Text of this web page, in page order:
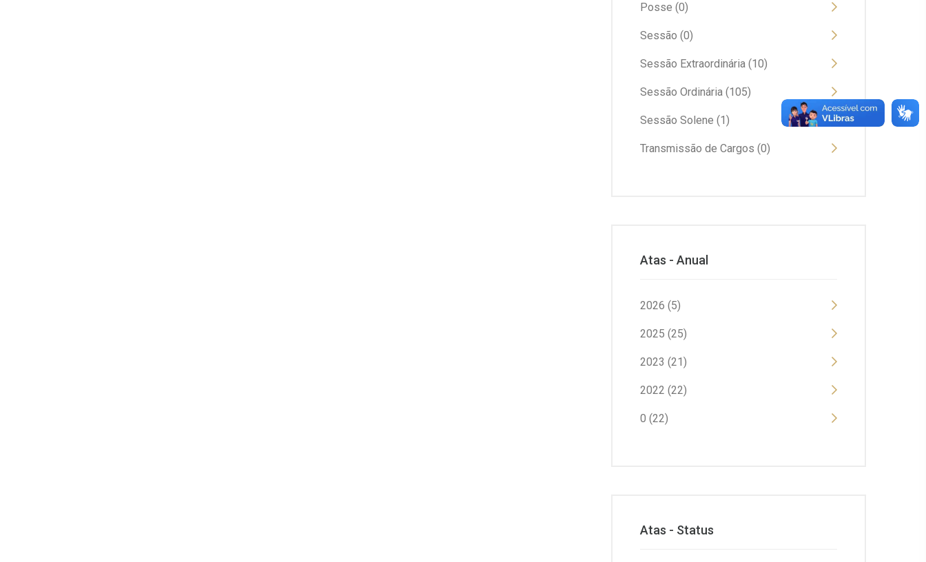
Posse (0)
Sessão (0)
Sessão Extraordinária (10)
Sessão Ordinária (105)
Sessão Solene (1)
Transmissão de Cargos (0)
Atas - Anual
2026 (5)
2025 (25)
2023 (21)
2022 (22)
0 (22)
Atas - Status